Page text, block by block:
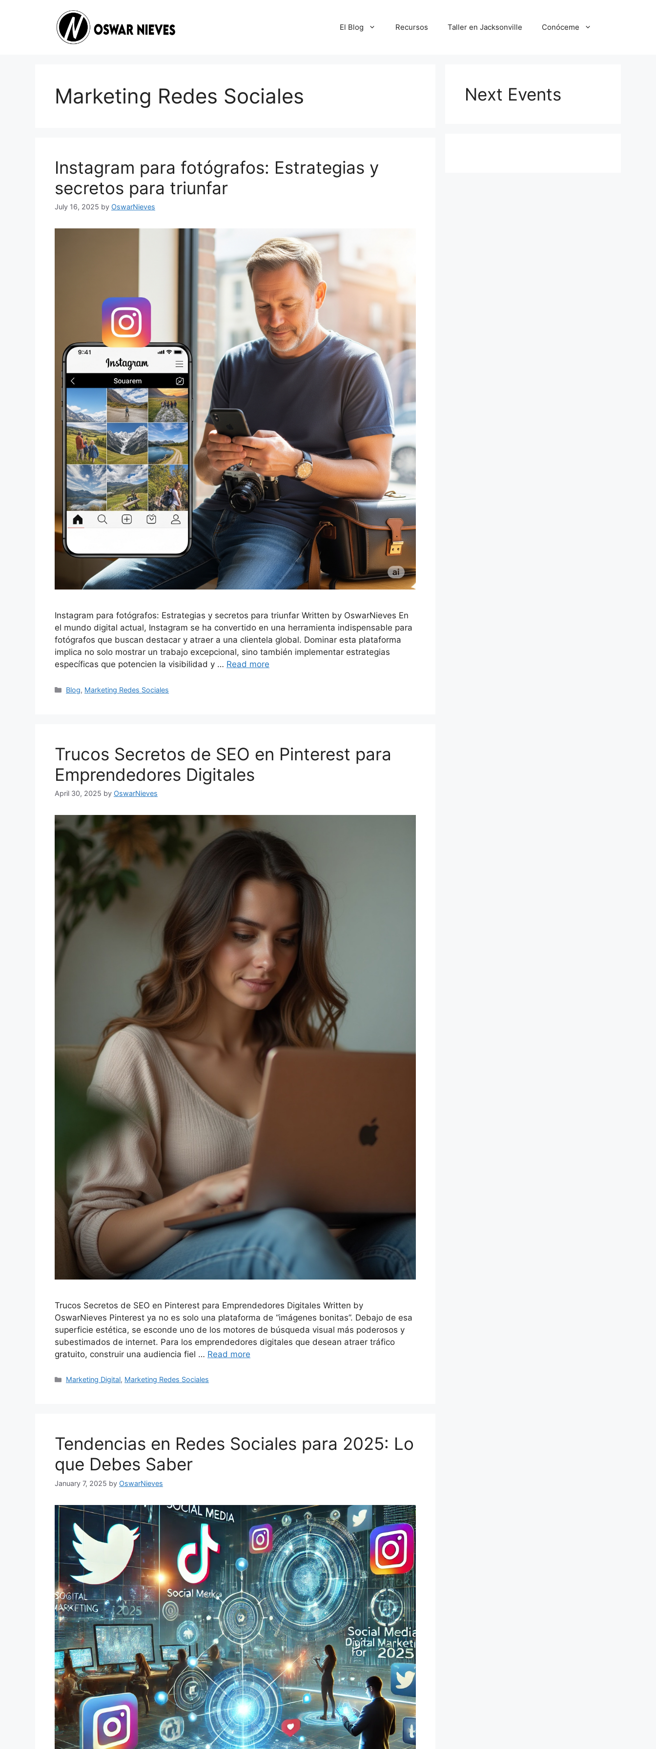
El Blog Recursos Taller en Jacksonville Conóceme
Marketing Redes Sociales
Instagram para fotógrafos: Estrategias y
secretos para triunfar
July 16, 2025 by OswarNieves
Instagram para fotógrafos: Estrategias y secretos para triunfar Written by OswarNieves En
el mundo digital actual, Instagram se ha convertido en una herramienta indispensable para
fotógrafos que buscan destacar y atraer a una clientela global. Dominar esta plataforma
implica no solo mostrar un trabajo excepcional, sino también implementar estrategias
específicas que potencien la visibilidad y … Read more
Categories
Blog, Marketing Redes Sociales
Trucos Secretos de SEO en Pinterest para
Emprendedores Digitales
April 30, 2025 by OswarNieves
Trucos Secretos de SEO en Pinterest para Emprendedores Digitales Written by
OswarNieves Pinterest ya no es solo una plataforma de “imágenes bonitas”. Debajo de esa
superficie estética, se esconde uno de los motores de búsqueda visual más poderosos y
subestimados de internet. Para los emprendedores digitales que desean atraer tráfico
gratuito, construir una audiencia fiel … Read more
Categories
Marketing Digital, Marketing Redes Sociales
Tendencias en Redes Sociales para 2025: Lo
que Debes Saber
January 7, 2025 by OswarNieves
Next Events